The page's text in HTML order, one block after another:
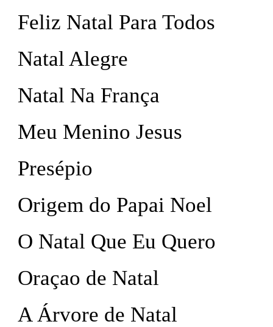
Feliz Natal Para Todos
Natal Alegre
Natal Na França
Meu Menino Jesus
Presépio
Origem do Papai Noel
O Natal Que Eu Quero
Oraçao de Natal
A Árvore de Natal